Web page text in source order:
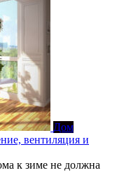
Дом
вентиляция и
к зиме не должна